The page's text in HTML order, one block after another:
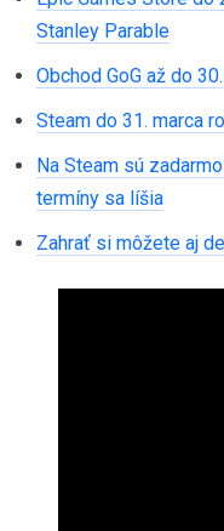
Stanley Parable
Obchod GoG až do
Steam do 31. marca
Na Steam sú
termíny sa líšia
Zahrať si môžete aj